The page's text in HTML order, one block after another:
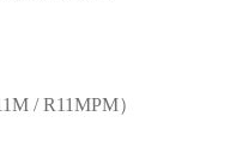
/ R11MPM）